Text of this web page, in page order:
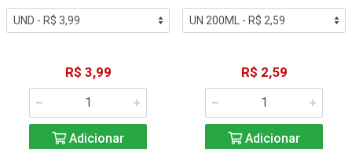
R$ 3,99
Adicionar
R$ 2,59
Adicionar